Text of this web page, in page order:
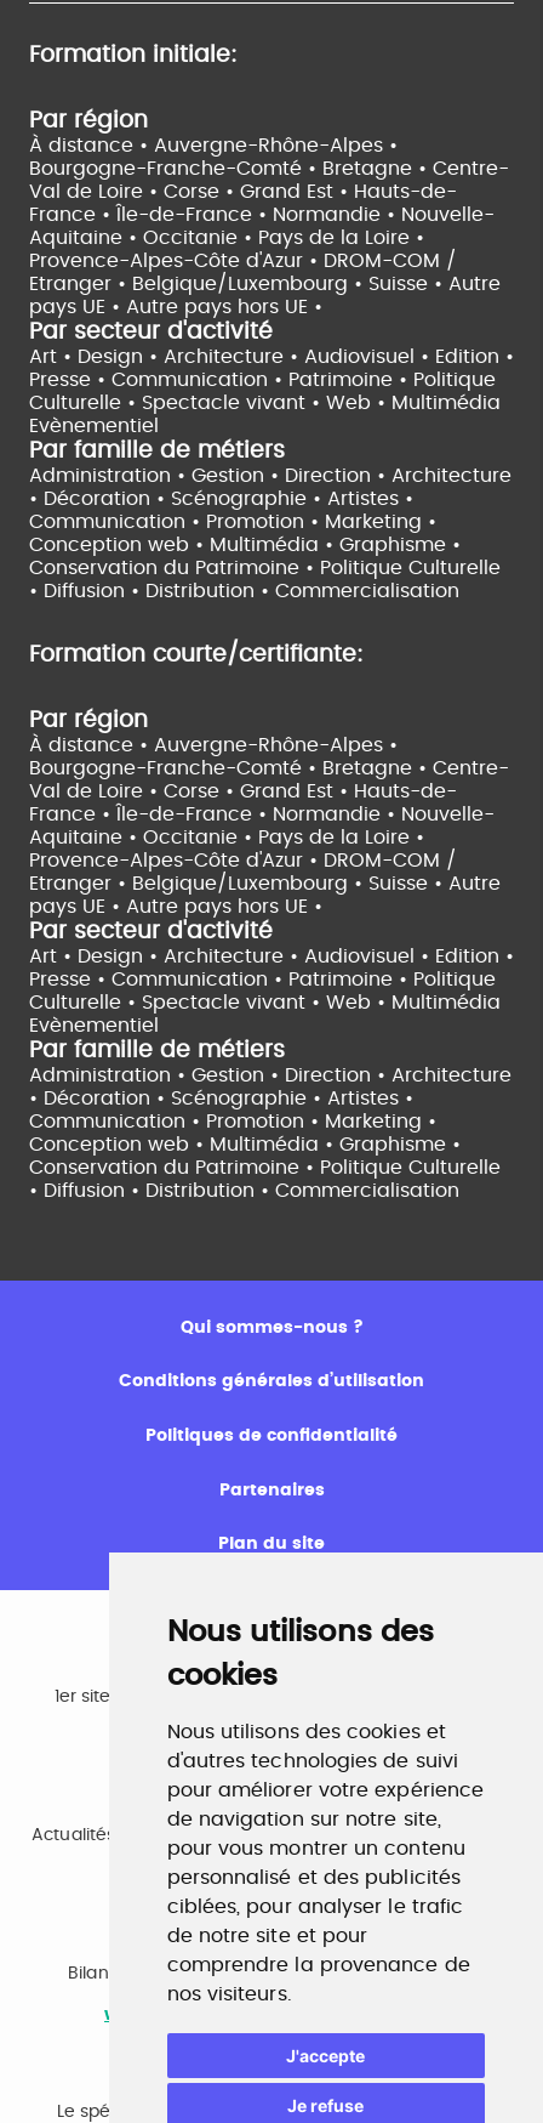
Nous utilisons des
cookies
Nous utilisons des cookies et
d'autres technologies de suivi
pour améliorer votre expérience
de navigation sur notre site,
pour vous montrer un contenu
personnalisé et des publicités
ciblées, pour analyser le trafic
de notre site et pour
comprendre la provenance de
nos visiteurs.
J'accepte
Je refuse
Formation initiale:
Par région
À distance • Auvergne-Rhône-Alpes •
Bourgogne-Franche-Comté • Bretagne • Centre-
Val de Loire • Corse • Grand Est • Hauts-de-
France •
Île-de-France • Normandie • Nouvelle-
Aquitaine • Occitanie • Pays de la Loire •
Provence-Alpes-Côte d'Azur • DROM-COM /
Etranger • Belgique/Luxembourg • Suisse • Autre
pays UE • Autre pays hors UE •
Par secteur d'activité
Art • Design • Architecture • Audiovisuel • Edition •
Presse • Communication • Patrimoine • Politique
Culturelle • Spectacle vivant • Web • Multimédia
Evènementiel
Par famille de métiers
Administration • Gestion • Direction • Architecture
• Décoration • Scénographie • Artistes •
Communication • Promotion • Marketing •
Conception web • Multimédia • Graphisme •
Conservation du Patrimoine • Politique Culturelle
• Diffusion • Distribution • Commercialisation
Formation courte/certifiante:
Par région
À distance • Auvergne-Rhône-Alpes •
Bourgogne-Franche-Comté • Bretagne • Centre-
Val de Loire • Corse • Grand Est • Hauts-de-
France •
Île-de-France • Normandie • Nouvelle-
Aquitaine • Occitanie • Pays de la Loire •
Provence-Alpes-Côte d'Azur • DROM-COM /
Etranger • Belgique/Luxembourg • Suisse • Autre
pays UE • Autre pays hors UE •
Par secteur d'activité
Art • Design • Architecture • Audiovisuel • Edition •
Presse • Communication • Patrimoine • Politique
Culturelle • Spectacle vivant • Web • Multimédia
Evènementiel
Par famille de métiers
Administration • Gestion • Direction • Architecture
• Décoration • Scénographie • Artistes •
Communication • Promotion • Marketing •
Conception web • Multimédia • Graphisme •
Conservation du Patrimoine • Politique Culturelle
• Diffusion • Distribution • Commercialisation
Qui sommes-nous ?
Conditions générales d’utilisation
Politiques de confidentialité
Partenaires
Plan du site
Emploi
1er site emploi du secteur culturel 784.000 visites et
www.profilculture.com
Formation
Actualités, guide et annuaire des formations aux métiers
de la culture.
www.profilculture-formation.com
Accompagnement professionnel
Bilan de compétences, coaching, techniques de
recherche d'emploi, entretien conseil.
www.profilculture-competences.com
Le spécialiste du secteur culturel, une cvthèque de